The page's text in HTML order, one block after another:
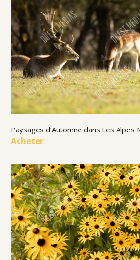
Paysages d’Automne dans Les Alpes
Acheter